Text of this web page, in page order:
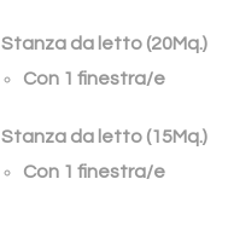
Stanza da letto (20Mq.)
Con 1 finestra/e
Stanza da letto (15Mq.)
Con 1 finestra/e